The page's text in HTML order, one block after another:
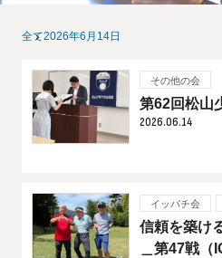
全て2026年6月14日
その他の会
第62回松山
2026.06.14
イッパチ会
信頼を築け
＿第47戦（